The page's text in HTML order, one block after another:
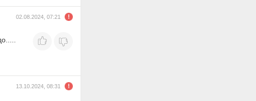
02.08.2024, 07:21
13.10.2024, 08:31